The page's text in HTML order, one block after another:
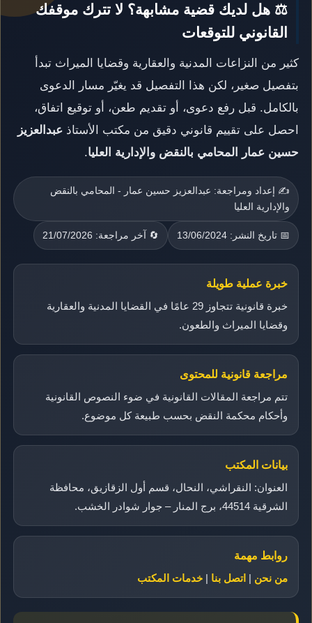
⚖️ هل لديك قضية مشابهة؟ لا تترك موقفك
القانوني للتوقعات
كثير من النزاعات المدنية والعقارية وقضايا الميراث تبدأ
بتفصيل صغير، لكن هذا التفصيل قد يغيّر مسار الدعوى
بالكامل. قبل رفع دعوى، أو تقديم طعن، أو توقيع اتفاق،
احصل على تقييم قانوني دقيق من مكتب الأستاذ عبدالعزيز
حسين عمار المحامي بالنقض والإدارية العليا.
✍️ إعداد ومراجعة: عبدالعزيز حسين عمار - المحامي بالنقض
والإدارية العليا
📅 تاريخ النشر: 13/06/2024 🔄 آخر مراجعة: 21/07/2026
خبرة عملية طويلة
خبرة قانونية تتجاوز 29 عامًا في القضايا المدنية والعقارية
وقضايا الميراث والطعون.
مراجعة قانونية للمحتوى
تتم مراجعة المقالات القانونية في ضوء النصوص القانونية
وأحكام محكمة النقض بحسب طبيعة كل موضوع.
بيانات المكتب
العنوان: النقراشي، النحال، قسم أول الزقازيق، محافظة
الشرقية 44514، برج المنار – جوار شوادر الخشب.
روابط مهمة
من نحن | اتصل بنا | خدمات المكتب